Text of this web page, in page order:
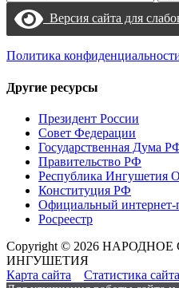
Версия сайта для
Политика
Другие ресурсы
Президент России
Совет Федерации
Государственная Дума
Правительство РФ
Республика Ингушетия
Конституция РФ
Официальный интернет-
Росреестр
Copyright © 2026
ИНГУШЕТИЯ
Карта сайта
Статистика сайта